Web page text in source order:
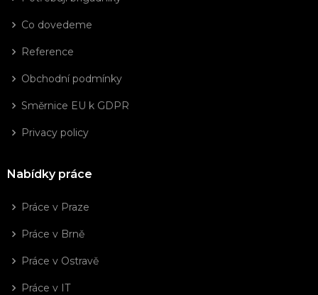
Co dovedeme
Reference
Obchodní podmínky
Směrnice EU k GDPR
Privacy policy
Nabídky práce
Práce v Praze
Práce v Brně
Práce v Ostravě
Práce v IT